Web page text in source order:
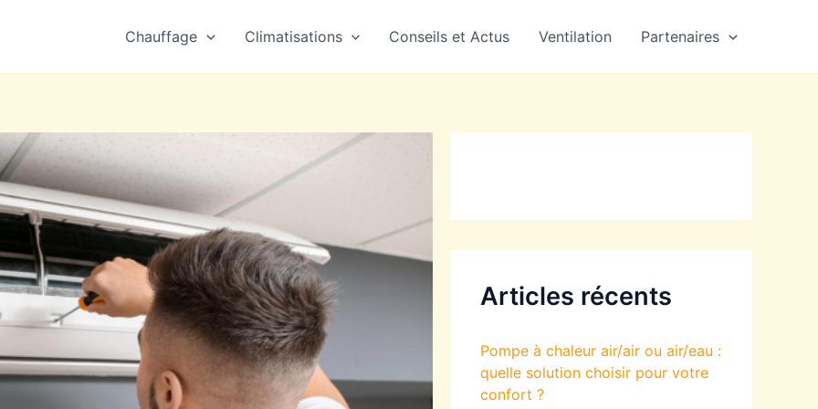
Chauffage Climatisations Conseils et Actus Ventilation Partenaires
Articles récents
Pompe à chaleur air/air ou air/eau :
quelle solution choisir pour votre
confort ?